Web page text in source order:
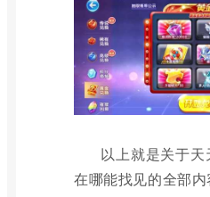
以上就是关于
在哪能找见的全部